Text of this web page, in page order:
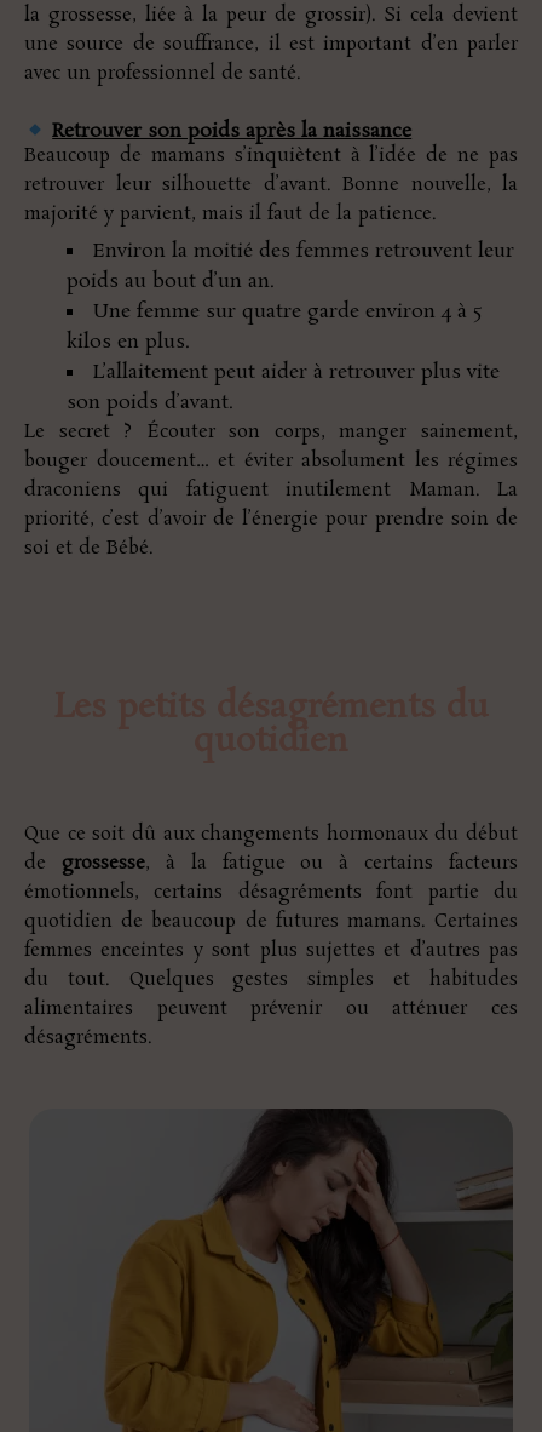
la grossesse, liée à la peur de grossir). Si cela devient
une source de souffrance, il est important d’en parler
avec un professionnel de santé.
Retrouver son poids après la naissance
Beaucoup de mamans s’inquiètent à l’idée de ne pas
retrouver leur silhouette d’avant. Bonne nouvelle, la
majorité y parvient, mais il faut de la patience.
Environ la moitié des femmes retrouvent leur
poids au bout d’un an.
Une femme sur quatre garde environ 4 à 5
kilos en plus.
L’allaitement peut aider à retrouver plus vite
son poids d’avant.
Le secret ? Écouter son corps, manger sainement,
bouger doucement… et éviter absolument les régimes
draconiens qui fatiguent inutilement Maman. La
priorité, c’est d’avoir de l’énergie pour prendre soin de
soi et de Bébé.
Que ce soit dû aux changements hormonaux du début
de grossesse, à la fatigue ou à certains facteurs
émotionnels, certains désagréments font partie du
quotidien de beaucoup de futures mamans. Certaines
femmes enceintes y sont plus sujettes et d’autres pas
du tout. Quelques gestes simples et habitudes
alimentaires peuvent prévenir ou atténuer ces
désagréments.